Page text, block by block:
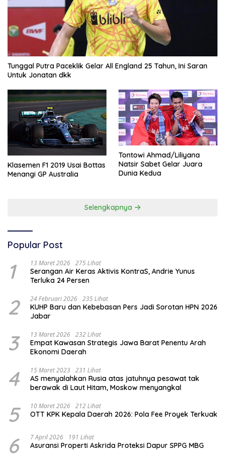
Tunggal Putra Paceklik Gelar All England 25 Tahun, Ini Saran
Untuk Jonatan dkk
Klasemen F1 2019 Usai Bottas
Menangi GP Australia
Tontowi Ahmad/Liliyana
Natsir Sabet Gelar Juara
Dunia Kedua
Selengkapnya
Popular Post
1 13 Maret 2026 275 Lihat
Serangan Air Keras Aktivis KontraS, Andrie Yunus
Terluka 24 Persen
2 24 Februari 2026 235 Lihat
KUHP Baru dan Kebebasan Pers Jadi Sorotan HPN 2026
Jabar
3 13 Maret 2026 232 Lihat
Empat Kawasan Strategis Jawa Barat Penentu Arah
Ekonomi Daerah
4 15 Maret 2023 231 Lihat
AS menyalahkan Rusia atas jatuhnya pesawat tak
berawak di Laut Hitam, Moskow menyangkal
5 10 Maret 2026 212 Lihat
OTT KPK Kepala Daerah 2026: Pola Fee Proyek Terkuak
6 7 April 2026 191 Lihat
Asuransi Properti Askrida Proteksi Dapur SPPG MBG